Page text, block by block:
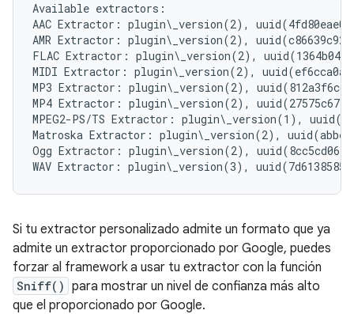
Available extractors:
AAC Extractor: plugin\_version(2),
AMR Extractor: plugin\_version(2),
FLAC Extractor: plugin\_version(2),
MIDI Extractor: plugin\_version(2),
MP3 Extractor: plugin\_version(2),
MP4 Extractor: plugin\_version(2),
MPEG2-PS/TS Extractor: plugin\_version(1),
Matroska Extractor: plugin\_version(2),
Ogg Extractor: plugin\_version(2),
Si tu extractor personalizado admite un formato que ya
admite un extractor proporcionado por Google, puedes
forzar al framework a usar tu extractor con la función
Sniff() para mostrar un nivel de confianza más alto
que el proporcionado por Google.